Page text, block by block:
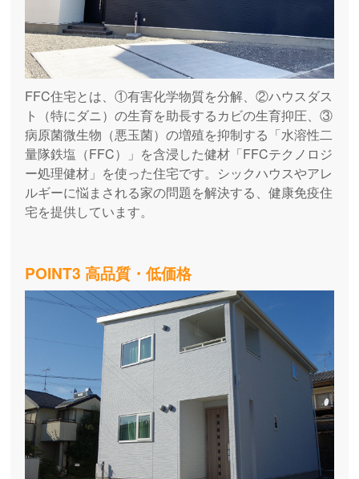
FFC住宅とは、①有害化学物質を分解、②ハウスダス
ト（特にダニ）の生育を助長するカビの生育抑圧、③
病原菌微生物（悪玉菌）の増殖を抑制する「水溶性二
量隊鉄塩（FFC）」を含浸した健材「FFCテクノロジ
ー処理健材」を使った住宅です。シックハウスやアレ
ルギーに悩まされる家の問題を解決する、健康免疫住
宅を提供しています。
POINT3 高品質・低価格